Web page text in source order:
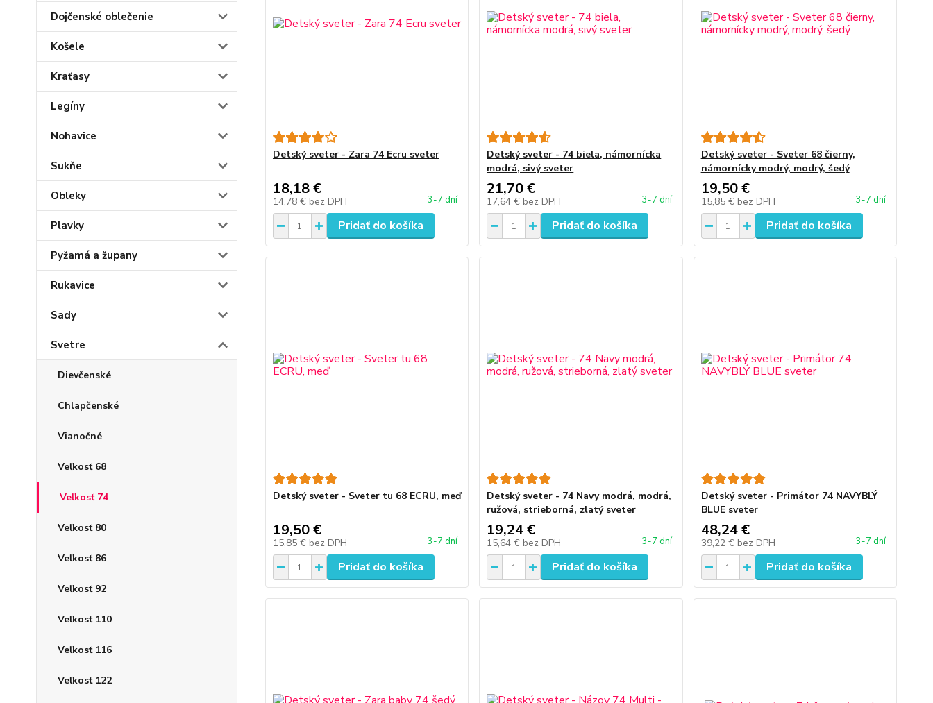
Dojčenské oblečenie
Košele
Kraťasy
Legíny
Nohavice
Sukňe
Obleky
Plavky
Pyžamá a župany
Rukavice
Sady
Svetre
Dievčenské
Chlapčenské
Vianočné
Veľkosť 68
Veľkosť 74
Veľkosť 80
Veľkosť 86
Veľkosť 92
Veľkosť 110
Veľkosť 116
Veľkosť 122
Detský sveter - Zara 74 Ecru sveter
18,18 €
14,78 € bez DPH 3-7 dní
Pridať do košíka
Detský sveter - 74 biela, námornícka
modrá, sivý sveter
21,70 €
17,64 € bez DPH 3-7 dní
Pridať do košíka
Detský sveter - Sveter 68 čierny,
námornícky modrý, modrý, šedý
19,50 €
15,85 € bez DPH 3-7 dní
Pridať do košíka
Detský sveter - Sveter tu 68 ECRU, meď
19,50 €
15,85 € bez DPH 3-7 dní
Pridať do košíka
Detský sveter - 74 Navy modrá, modrá,
ružová, strieborná, zlatý sveter
19,24 €
15,64 € bez DPH 3-7 dní
Pridať do košíka
Detský sveter - Primátor 74 NAVYBLÝ
BLUE sveter
48,24 €
39,22 € bez DPH 3-7 dní
Pridať do košíka